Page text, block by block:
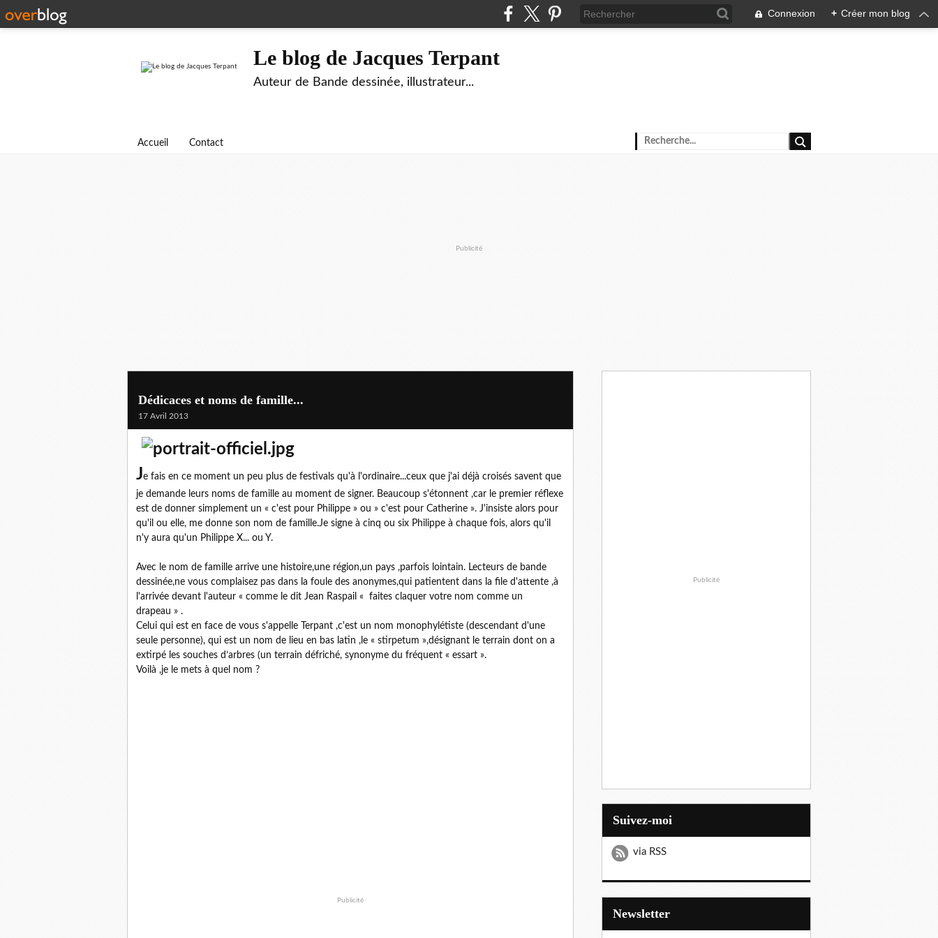
Connexion + Créer mon blog
Le blog de Jacques Terpant
Auteur de Bande dessinée, illustrateur...
Accueil Contact
Publicité
Dédicaces et noms de famille...
17 Avril 2013
Je fais en ce moment un peu plus de festivals qu'à l'ordinaire...ceux que j'ai déjà croisés savent que
je demande leurs noms de famille au moment de signer. Beaucoup s'étonnent ,car le premier réflexe
est de donner simplement un « c'est pour Philippe » ou » c'est pour Catherine ». J'insiste alors pour
qu'il ou elle, me donne son nom de famille.Je signe à cinq ou six Philippe à chaque fois, alors qu'il
n'y aura qu'un Philippe X... ou Y.
Avec le nom de famille arrive une histoire,une région,un pays ,parfois lointain. Lecteurs de bande
dessinée,ne vous complaisez pas dans la foule des anonymes,qui patientent dans la file d'attente ,à
l'arrivée devant l'auteur « comme le dit Jean Raspail « faites claquer votre nom comme un
drapeau » .
Celui qui est en face de vous s'appelle Terpant ,c'est un nom monophylétiste (descendant d'une
seule personne), qui est un nom de lieu en bas latin ,le « stirpetum »,désignant le terrain dont on a
extirpé les souches d’arbres (un terrain défriché, synonyme du fréquent « essart ».
Voilà ,je le mets à quel nom ?
Publicité
Publicité
Suivez-moi
via RSS
Newsletter